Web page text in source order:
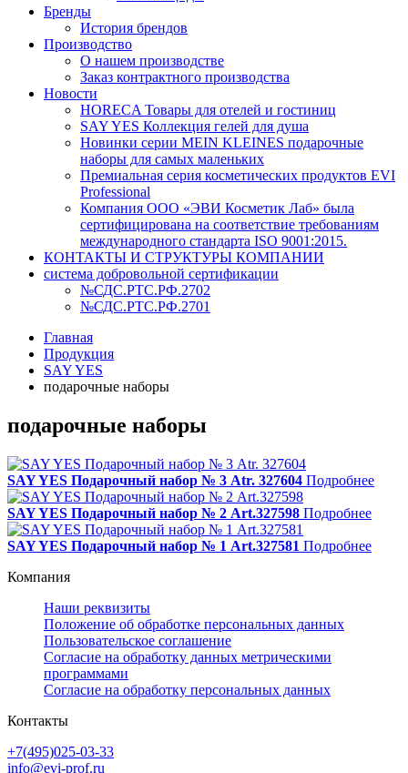
Бренды
История брендов
Производство
О нашем производстве
Заказ контрактного производства
Новости
HORECA Товары для отелей и гостиниц
SAY YES Коллекция гелей для душа
Новинки серии MEIN KLEINES подарочные
наборы для самых маленьких
Премиальная серия косметических продуктов EVI
Professional
Компания ООО «ЭВИ Косметик Лаб» была
сертифицирована на соответствие требованиям
международного стандарта ISO 9001:2015.
КОНТАКТЫ И СТРУКТУРЫ КОМПАНИИ
система добровольной сертификации
№СДС.РТС.РФ.2702
№СДС.РТС.РФ.2701
Главная
Продукция
SAY YES
подарочные наборы
подарочные наборы
SAY YES Подарочный набор № 3 Atr. 327604 Подробнее
SAY YES Подарочный набор № 2 Art.327598 Подробнее
SAY YES Подарочный набор № 1 Art.327581 Подробнее
Компания
Наши реквизиты
Положение об обработке персональных данных
Пользовательское соглашение
Согласие на обработку данных метрическими
программами
Согласие на обработку персональных данных
Контакты
+7(495)025-03-33
info@evi-prof.ru